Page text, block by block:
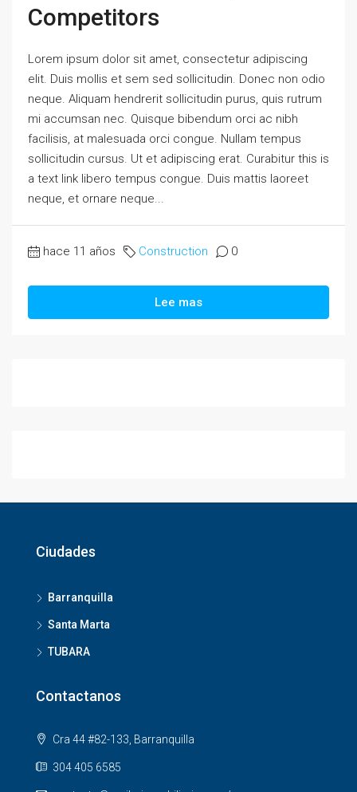
Competitors
Lorem ipsum dolor sit amet, consectetur adipiscing
elit. Duis mollis et sem sed sollicitudin. Donec non odio
neque. Aliquam hendrerit sollicitudin purus, quis rutrum
mi accumsan nec. Quisque bibendum orci ac nibh
facilisis, at malesuada orci congue. Nullam tempus
sollicitudin cursus. Ut et adipiscing erat. Curabitur this is
a text link libero tempus congue. Duis mattis laoreet
neque, et ornare neque...
hace 11 años Construction 0
Lee mas
Ciudades
Barranquilla
Santa Marta
TUBARA
Contactanos
Cra 44 #82-133, Barranquilla
304 405 6585